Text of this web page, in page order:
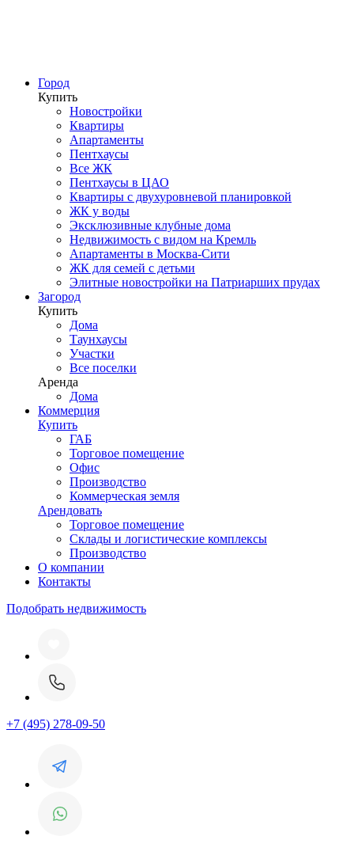
Город
Купить
Новостройки
Квартиры
Апартаменты
Пентхаусы
Все ЖК
Пентхаусы в ЦАО
Квартиры с двухуровневой планировкой
ЖК у воды
Эксклюзивные клубные дома
Недвижимость с видом на Кремль
Апартаменты в Москва-Сити
ЖК для семей с детьми
Элитные новостройки на Патриарших прудах
Загород
Купить
Дома
Таунхаусы
Участки
Все поселки
Аренда
Дома
Коммерция
Купить
ГАБ
Торговое помещение
Офис
Производство
Коммерческая земля
Арендовать
Торговое помещение
Склады и логистические комплексы
Производство
О компании
Контакты
Подобрать недвижимость
+7 (495) 278-09-50